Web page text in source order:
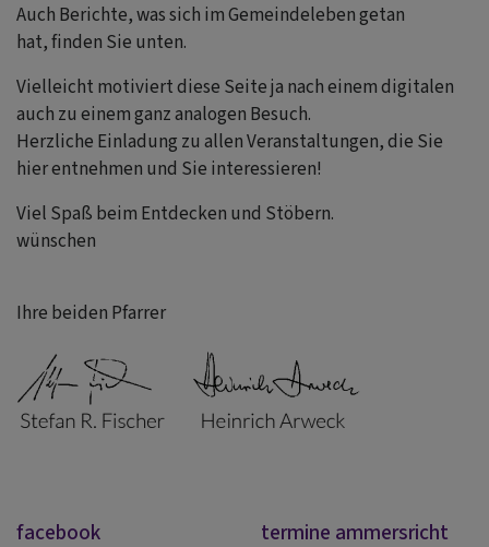
Auch Berichte, was sich im Gemeindeleben getan
hat, finden Sie unten.
Vielleicht motiviert diese Seite ja nach einem digitalen
auch zu einem ganz analogen Besuch.
Herzliche Einladung zu allen Veranstaltungen, die Sie
hier entnehmen und Sie interessieren!
Viel Spaß beim Entdecken und Stöbern.
wünschen
Ihre beiden Pfarrer
facebook termine ammersricht